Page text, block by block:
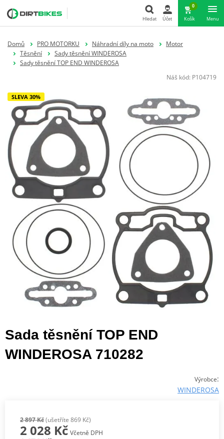
Hledat Účet
0
Košík Menu
Domů PRO MOTORKU Náhradní díly na moto
Motor
Těsnění
Sady těsnění WINDEROSA
Sady těsnění TOP END WINDEROSA
Náš kód: P104719
SLEVA 30%
Sada těsnění TOP END
WINDEROSA 710282
Výrobce:
WINDEROSA
2 897 Kč(ušetříte 869 Kč)
2 028 Kč Včetně DPH